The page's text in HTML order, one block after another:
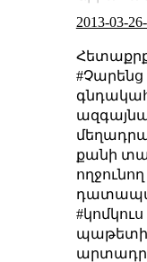
2013-03-
#Չարենց
քանի